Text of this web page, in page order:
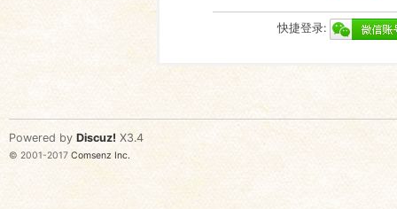
快捷登录:
Powered by Discuz! X3.4
© 2001-2017 Comsenz Inc.